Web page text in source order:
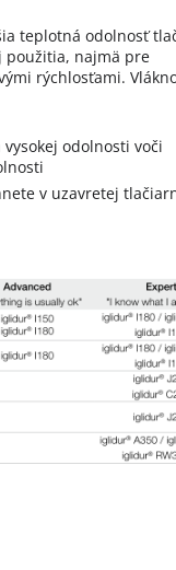
teplotná odolnosť
použitia, najmä pre
rýchlosťami.
odolnosti voči
v uzavretej